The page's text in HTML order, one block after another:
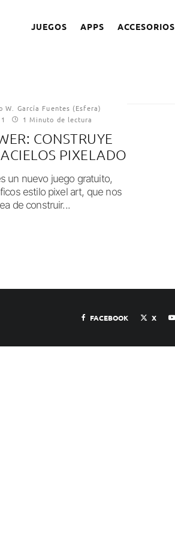
JUEGOS APPS ACCESORIOS
W. García Fuentes (Esfera)
1 Minuto de lectura
CONSTRUYE
PIXELADO
un nuevo juego gratuito,
estilo pixel art, que nos
de construir...
FACEBOOK X